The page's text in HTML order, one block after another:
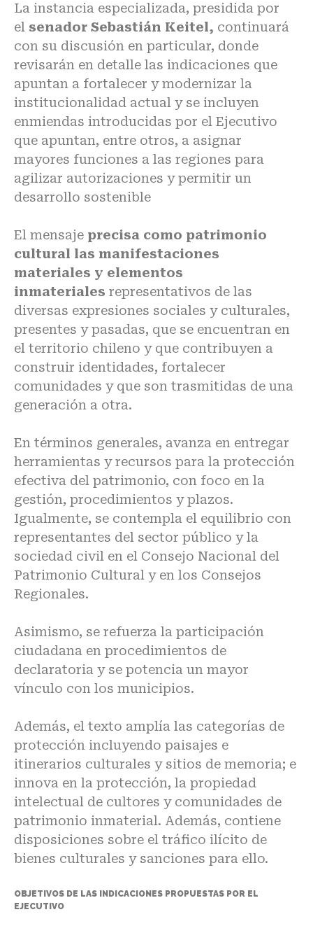
La instancia especializada, presidida por
el senador Sebastián Keitel, continuará
con su discusión en particular, donde
revisarán en detalle las indicaciones que
apuntan a fortalecer y modernizar la
institucionalidad actual y se incluyen
enmiendas introducidas por el Ejecutivo
que apuntan, entre otros, a asignar
mayores funciones a las regiones para
agilizar autorizaciones y permitir un
desarrollo sostenible
El mensaje precisa como patrimonio
cultural las manifestaciones
materiales y elementos
inmateriales representativos de las
diversas expresiones sociales y culturales,
presentes y pasadas, que se encuentran en
el territorio chileno y que contribuyen a
construir identidades, fortalecer
comunidades y que son trasmitidas de una
generación a otra.
En términos generales, avanza en entregar
herramientas y recursos para la protección
efectiva del patrimonio, con foco en la
gestión, procedimientos y plazos.
Igualmente, se contempla el equilibrio con
representantes del sector público y la
sociedad civil en el Consejo Nacional del
Patrimonio Cultural y en los Consejos
Regionales.
Asimismo, se refuerza la participación
ciudadana en procedimientos de
declaratoria y se potencia un mayor
vínculo con los municipios.
Además, el texto amplía las categorías de
protección incluyendo paisajes e
itinerarios culturales y sitios de memoria; e
innova en la protección, la propiedad
intelectual de cultores y comunidades de
patrimonio inmaterial. Además, contiene
disposiciones sobre el tráfico ilícito de
bienes culturales y sanciones para ello.
OBJETIVOS DE LAS INDICACIONES PROPUESTAS POR EL
EJECUTIVO